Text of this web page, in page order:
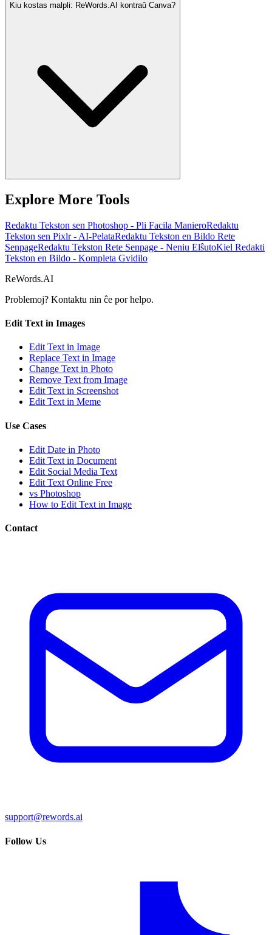
Kiu kostas malpli: ReWords.AI kontraŭ Canva?
Explore More Tools
Redaktu Tekston sen Photoshop - Pli Facila ManieroRedaktu
Tekston sen Pixlr - AI-PelataRedaktu Tekston en Bildo Rete
SenpageRedaktu Tekston Rete Senpage - Neniu ElŝutoKiel Redakti
Tekston en Bildo - Kompleta Gvidilo
ReWords.AI
Problemoj? Kontaktu nin ĉe por helpo.
Edit Text in Images
Edit Text in Image
Replace Text in Image
Change Text in Photo
Remove Text from Image
Edit Text in Screenshot
Edit Text in Meme
Use Cases
Edit Date in Photo
Edit Text in Document
Edit Social Media Text
Edit Text Online Free
vs Photoshop
How to Edit Text in Image
Contact
support@rewords.ai
Follow Us